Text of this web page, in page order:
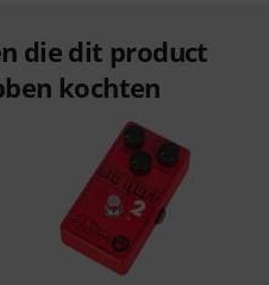
die dit product
kochten